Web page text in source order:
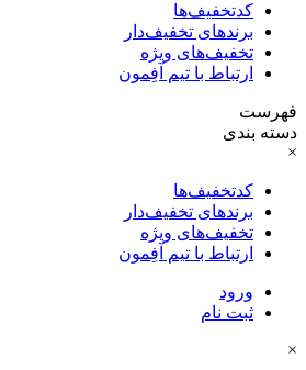
کدتخفیف‌ها
برندهای تخفیف‌دار
تخفیف‌های ویژه
ارتباط با تیم آفِمون
فهرست
دسته بندی
×
کدتخفیف‌ها
برندهای تخفیف‌دار
تخفیف‌های ویژه
ارتباط با تیم آفِمون
ورود
ثبت نام
×